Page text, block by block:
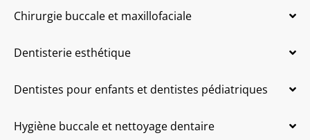
Chirurgie buccale et maxillofaciale
Dentisterie esthétique
Dentistes pour enfants et dentistes pédiatriques
Hygiène buccale et nettoyage dentaire